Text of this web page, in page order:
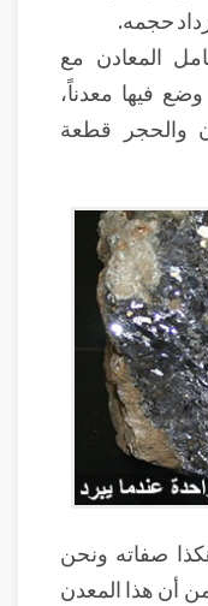
حجمه.
المعادن مع
فيها معدناً،
والحجر قطعة
صفاته ونحن
أن هذا المعدن